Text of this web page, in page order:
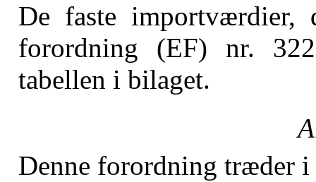
De faste
forordning (EF) nr.
tabellen i bilaget.
Denne forordning træder i